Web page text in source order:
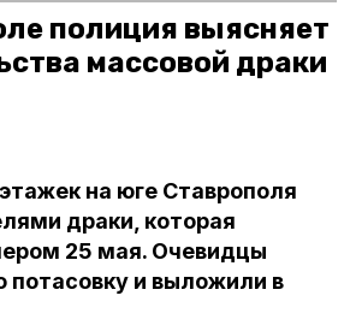
полиция выясняет
массовой драки
на юге Ставрополя
драки, которая
25 мая. Очевидцы
потасовку и выложили в